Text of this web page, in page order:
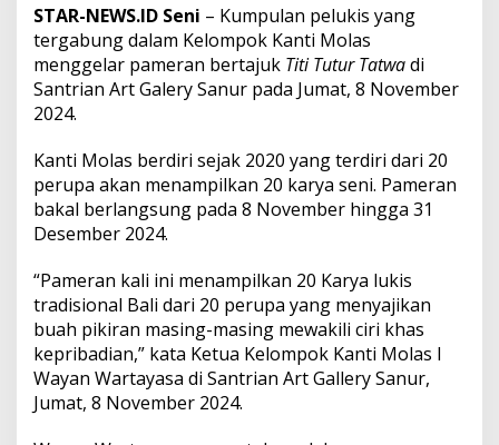
e
l
o
m
p
K
a
n
t
i
o
l
a
s
G
e
a
STAR-NEWS.ID Seni – Kumpulan pelukis yang
tergabung dalam Kelompok Kanti Molas
menggelar pameran bertajuk Titi Tutur Tatwadi
Santrian Art Galery Sanur pada Jumat, 8 November
2024.
Kanti Molas berdiri sejak 2020 yang terdiri dari 20
perupa akan menampilkan 20 karya seni. Pameran
bakal berlangsung pada 8 November hingga 31
Desember 2024.
“Pameran kali ini menampilkan 20 Karya lukis
tradisional Bali dari 20 perupa yang menyajikan
buah pikiran masing-masing mewakili ciri khas
kepribadian,” kata Ketua Kelompok Kanti Molas I
Wayan Wartayasa di Santrian Art Gallery Sanur,
Jumat, 8 November 2024.